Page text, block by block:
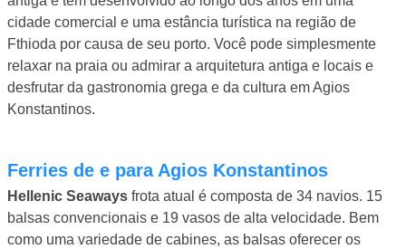
cidade comercial e uma estância turística na região de
Fthioda por causa de seu porto. Você pode simplesmente
relaxar na praia ou admirar a arquitetura antiga e locais e
desfrutar da gastronomia grega e da cultura em Agios
Konstantinos.
Ferries de e para Agios Konstantinos
Hellenic Seaways frota atual é composta de 34 navios. 15
balsas convencionais e 19 vasos de alta velocidade. Bem
como uma variedade de cabines, as balsas oferecer os